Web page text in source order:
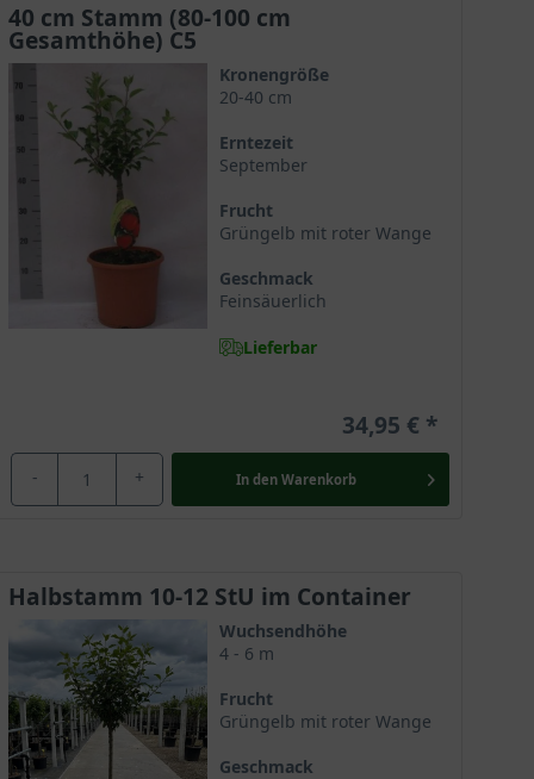
40 cm Stamm (80-100 cm
Gesamthöhe) C5
Kronengröße
20-40 cm
Erntezeit
September
Frucht
Grüngelb mit roter Wange
Geschmack
Feinsäuerlich
Lieferbar
34,95 €
- + In den Warenkorb
Halbstamm 10-12 StU im Container
Wuchsendhöhe
4 - 6 m
Frucht
Grüngelb mit roter Wange
Geschmack